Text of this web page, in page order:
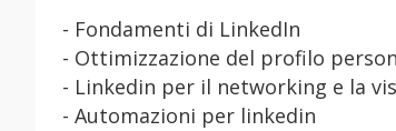
- Fondamenti di LinkedIn
- Ottimizzazione del profilo
- Linkedin per il networking e la
- Automazioni per linkedin